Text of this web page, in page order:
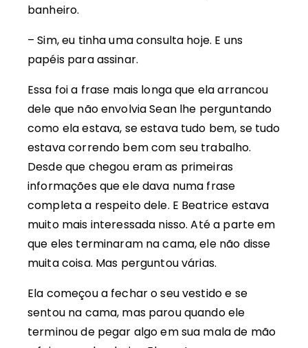
banheiro.
– Sim, eu tinha uma consulta hoje. E uns
papéis para assinar.
Essa foi a frase mais longa que ela arrancou
dele que não envolvia Sean lhe perguntando
como ela estava, se estava tudo bem, se tudo
estava correndo bem com seu trabalho.
Desde que chegou eram as primeiras
informações que ele dava numa frase
completa a respeito dele. E Beatrice estava
muito mais interessada nisso. Até a parte em
que eles terminaram na cama, ele não disse
muita coisa. Mas perguntou várias.
Ela começou a fechar o seu vestido e se
sentou na cama, mas parou quando ele
terminou de pegar algo em sua mala de mão